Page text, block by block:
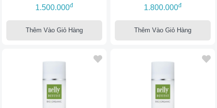
Sensitive Skin
1.500.000đ
Thêm Vào Giỏ Hàng
1.800.000đ
Thêm Vào Giỏ Hàng